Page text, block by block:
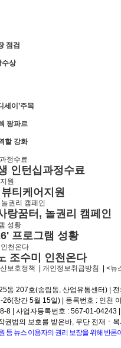
점검
수상
세이’주목
팡파르
할 강화
인턴십과정수료
티케어지원
랑꿈터, 놀권리 캠페인
프로그램 성황
조수미 인천온다
보호정책 개인정보취급방침 <뉴
동 207호(송림동, 산업유통센터)
26(창간 5월 15일) 등록번호 : 인천
8
사업자등록번호 : 567-01-04243
권법의 보호를 받은바, 무단 전재ㆍ
등 뉴스 이용자의 권리 보장을 위해 반